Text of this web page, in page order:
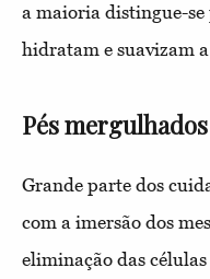
a maioria distingue-se
hidratam e suavizam
Pés
Grande parte dos
com a imersão dos
eliminação das